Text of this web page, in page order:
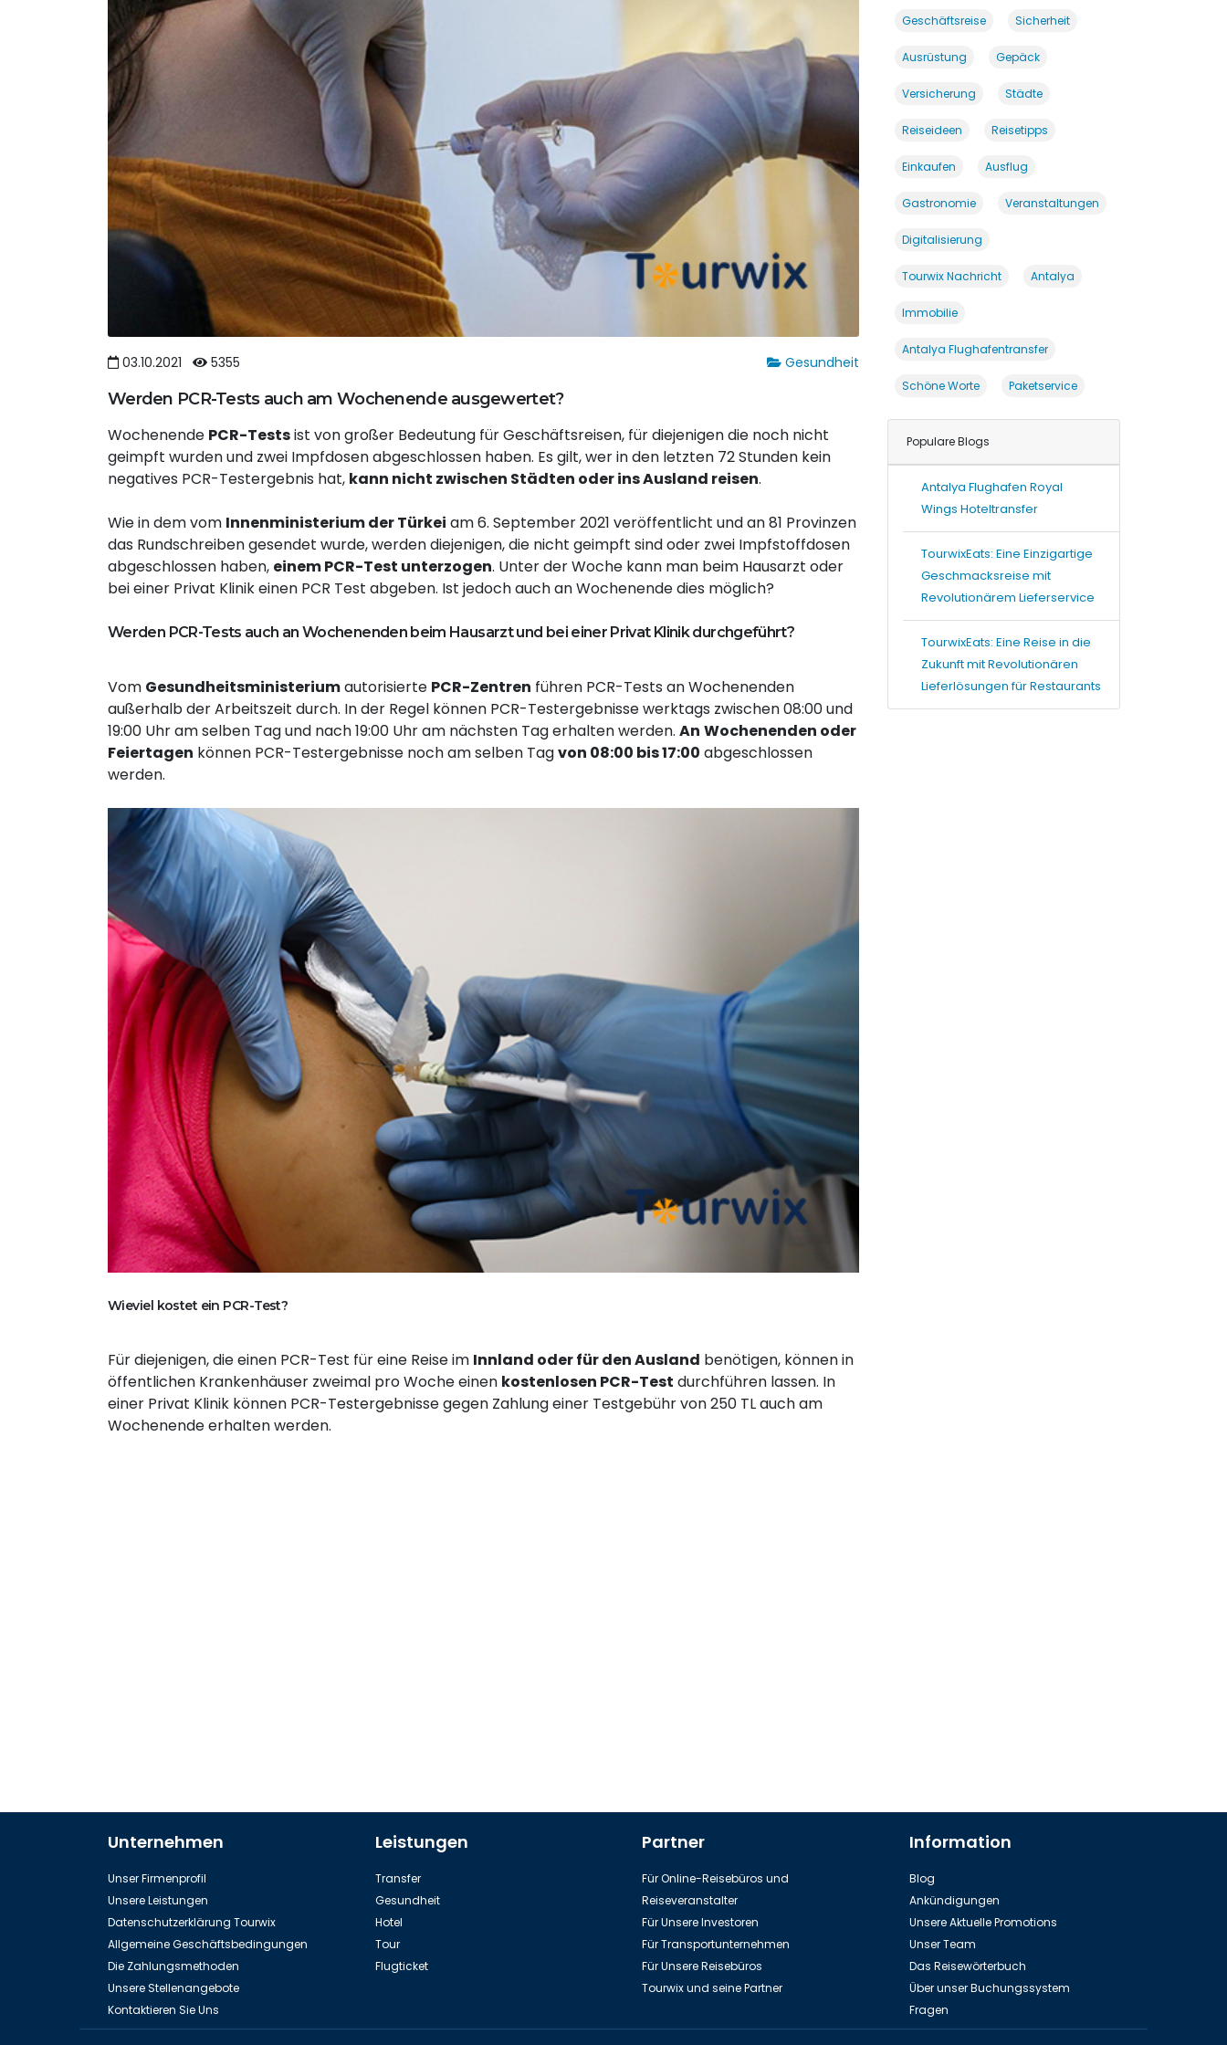
Gesundheit
03.10.2021 5355
Werden PCR-Tests auch am Wochenende ausgewertet?
Wochenende PCR-Testsist von großer Bedeutung für Geschäftsreisen, für diejenigen die noch nicht
geimpft wurden und zwei Impfdosen abgeschlossen haben. Es gilt, wer in den letzten 72 Stunden kein
negatives PCR-Testergebnis hat, kann nicht zwischen Städten oder ins Ausland reisen.
Wie in dem vom Innenministerium der Türkei am 6. September 2021 veröffentlicht und an 81 Provinzen
das Rundschreiben gesendet wurde, werden diejenigen, die nicht geimpft sind oder zwei Impfstoffdosen
abgeschlossen haben, einem PCR-Test unterzogen. Unter der Woche kann man beim Hausarzt oder
bei einer Privat Klinik einen PCR Test abgeben. Ist jedoch auch an Wochenende dies möglich?
Werden PCR-Tests auch an Wochenenden beim Hausarzt und bei einer Privat Klinik durchgeführt?
Vom Gesundheitsministeriumautorisierte PCR-Zentren führen PCR-Tests an Wochenenden
außerhalb der Arbeitszeit durch. In der Regel können PCR-Testergebnisse werktags zwischen 08:00 und
19:00 Uhr am selben Tag und nach 19:00 Uhr am nächsten Tag erhalten werden. An Wochenenden oder
Feiertagen können PCR-Testergebnisse noch am selben Tagvon 08:00 bis 17:00 abgeschlossen
werden.
Wieviel kostet ein PCR-Test?
Für diejenigen, die einen PCR-Test für eine Reise im Innland oder für den Ausland benötigen, können in
öffentlichen Krankenhäuser zweimal pro Woche einen kostenlosen PCR-Test durchführen lassen. In
einer Privat Klinik können PCR-Testergebnisse gegen Zahlung einer Testgebühr von 250 TL auch am
Wochenende erhalten werden.
Geschäftsreise Sicherheit
Ausrüstung Gepäck
Versicherung Städte
Reiseideen Reisetipps
Einkaufen Ausflug
Gastronomie Veranstaltungen
Digitalisierung
Tourwix Nachricht Antalya
Immobilie
Antalya Flughafentransfer
Schöne Worte Paketservice
Populare Blogs
Antalya Flughafen Royal
Wings Hoteltransfer
TourwixEats: Eine Einzigartige
Geschmacksreise mit
Revolutionärem Lieferservice
TourwixEats: Eine Reise in die
Zukunft mit Revolutionären
Lieferlösungen für Restaurants
Unternehmen
Unser Firmenprofil
Unsere Leistungen
Datenschutzerklärung Tourwix
Allgemeine Geschäftsbedingungen
Die Zahlungsmethoden
Unsere Stellenangebote
Kontaktieren Sie Uns
Leistungen
Transfer
Gesundheit
Hotel
Tour
Flugticket
Partner
Für Online-Reisebüros und
Reiseveranstalter
Für Unsere Investoren
Für Transportunternehmen
Für Unsere Reisebüros
Tourwix und seine Partner
Information
Blog
Ankündigungen
Unsere Aktuelle Promotions
Unser Team
Das Reisewörterbuch
Über unser Buchungssystem
Fragen